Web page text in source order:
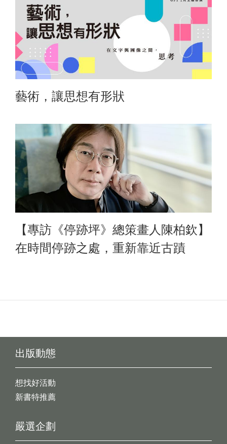
藝術，讓思想有形狀
【專訪《停跡坪》總策畫人陳柏欽】
在時間停跡之處，重新靠近古蹟
出版動態
想找好活動
新書特推薦
嚴選企劃